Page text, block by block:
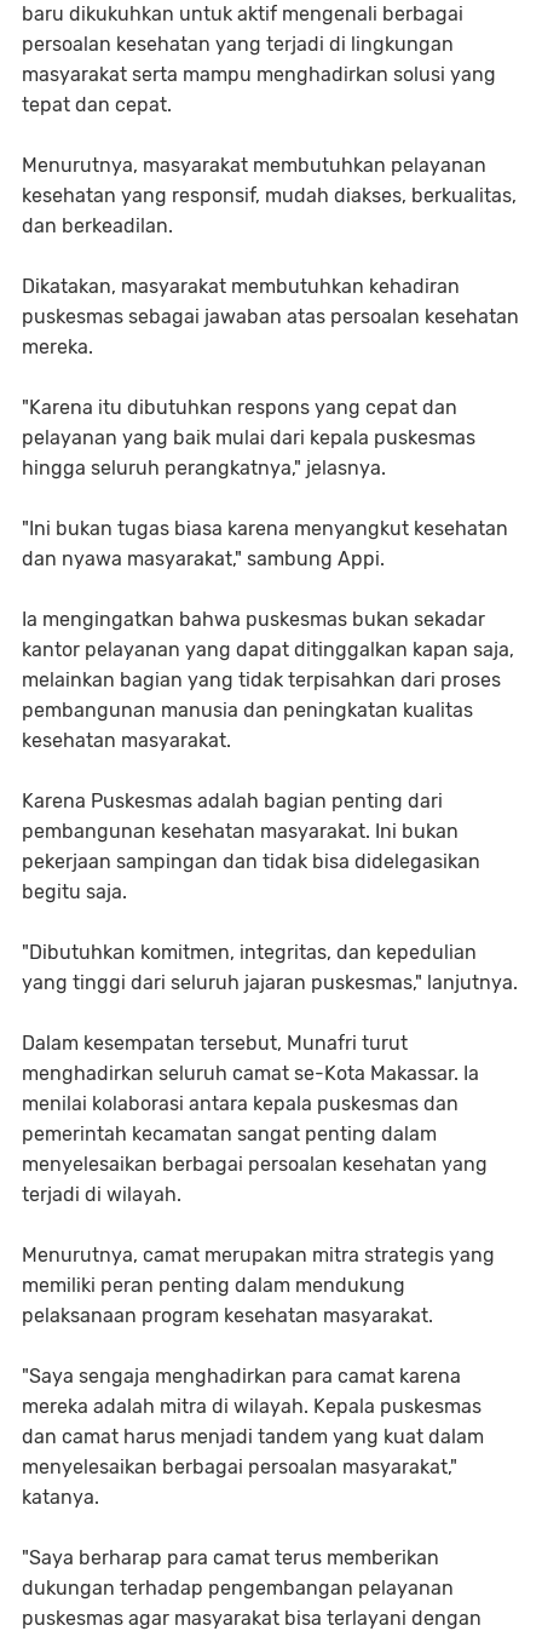
baru dikukuhkan untuk aktif mengenali berbagai
persoalan kesehatan yang terjadi di lingkungan
masyarakat serta mampu menghadirkan solusi yang
tepat dan cepat.
Menurutnya, masyarakat membutuhkan pelayanan
kesehatan yang responsif, mudah diakses, berkualitas,
dan berkeadilan.
Dikatakan, masyarakat membutuhkan kehadiran
puskesmas sebagai jawaban atas persoalan kesehatan
mereka.
"Karena itu dibutuhkan respons yang cepat dan
pelayanan yang baik mulai dari kepala puskesmas
hingga seluruh perangkatnya," jelasnya.
"Ini bukan tugas biasa karena menyangkut kesehatan
dan nyawa masyarakat," sambung Appi.
Ia mengingatkan bahwa puskesmas bukan sekadar
kantor pelayanan yang dapat ditinggalkan kapan saja,
melainkan bagian yang tidak terpisahkan dari proses
pembangunan manusia dan peningkatan kualitas
kesehatan masyarakat.
Karena Puskesmas adalah bagian penting dari
pembangunan kesehatan masyarakat. Ini bukan
pekerjaan sampingan dan tidak bisa didelegasikan
begitu saja.
"Dibutuhkan komitmen, integritas, dan kepedulian
yang tinggi dari seluruh jajaran puskesmas," lanjutnya.
Dalam kesempatan tersebut, Munafri turut
menghadirkan seluruh camat se-Kota Makassar. Ia
menilai kolaborasi antara kepala puskesmas dan
pemerintah kecamatan sangat penting dalam
menyelesaikan berbagai persoalan kesehatan yang
terjadi di wilayah.
Menurutnya, camat merupakan mitra strategis yang
memiliki peran penting dalam mendukung
pelaksanaan program kesehatan masyarakat.
"Saya sengaja menghadirkan para camat karena
mereka adalah mitra di wilayah. Kepala puskesmas
dan camat harus menjadi tandem yang kuat dalam
menyelesaikan berbagai persoalan masyarakat,"
katanya.
"Saya berharap para camat terus memberikan
dukungan terhadap pengembangan pelayanan
puskesmas agar masyarakat bisa terlayani dengan